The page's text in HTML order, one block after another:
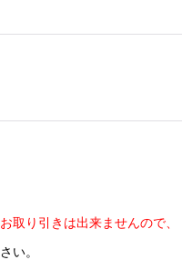
取り引きは出来ませんので、
い。